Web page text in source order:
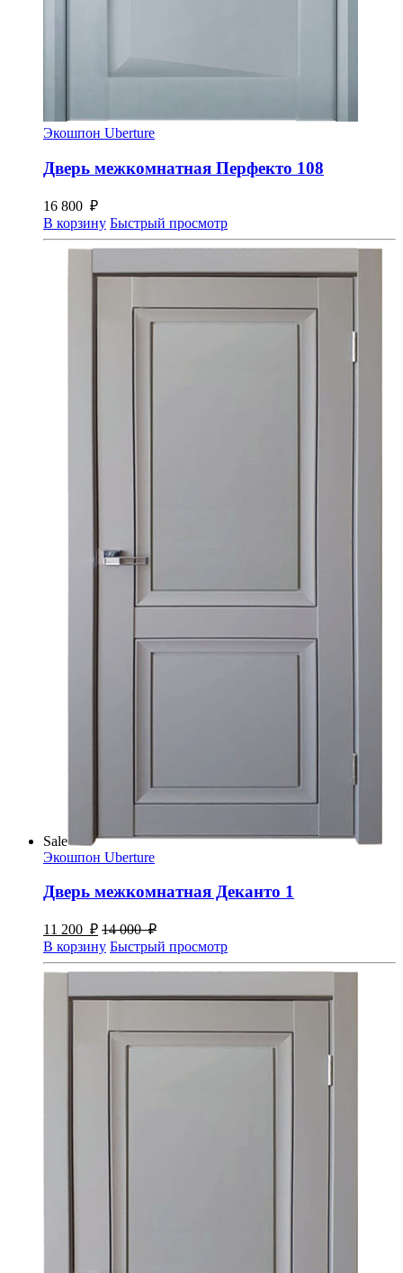
Экошпон Uberture
Дверь межкомнатная Перфекто 108
16 800 ₽
В корзину Быстрый просмотр
Sale
Экошпон Uberture
Дверь межкомнатная Деканто 1
11 200 ₽ 14 000 ₽
В корзину Быстрый просмотр